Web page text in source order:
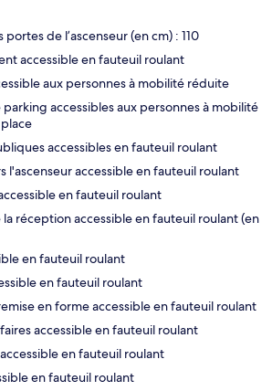
portes de l’ascenseur (en cm) : 110
accessible en fauteuil roulant
aux personnes à mobilité réduite
parking accessibles aux personnes à mobilité
accessibles en fauteuil roulant
l'ascenseur accessible en fauteuil roulant
en fauteuil roulant
réception accessible en fauteuil roulant (en
en fauteuil roulant
en fauteuil roulant
en forme accessible en fauteuil roulant
accessible en fauteuil roulant
en fauteuil roulant
en fauteuil roulant